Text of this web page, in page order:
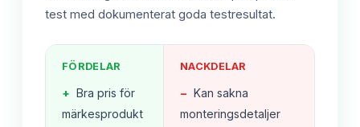
test med dokumenterat goda testresultat.
FÖRDELAR
+ Bra pris för
märkesprodukt
NACKDELAR
− Kan sakna
monteringsdetaljer